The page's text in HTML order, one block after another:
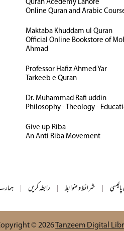
Quran Acedemy Lahore
Online Quran and Arabic
Maktaba Khuddam ul Quran
Official Online Bookstore of
Ahmad
Professor Hafiz Ahmed Yar
Tarkeeb e Quran
Dr. Muhammad Rafi uddin
Philosophy - Theology -
Give up Riba
An Anti Riba Movement
| رابطہ کریں | شرائط و ضوابط |
© 2026Tanzeem Digital